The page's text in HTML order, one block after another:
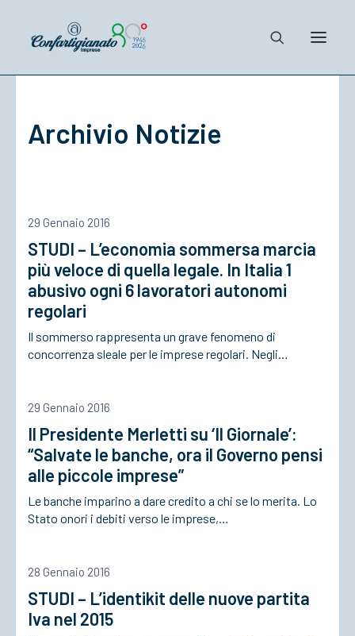
Confartigianato
Cosa Facciamo
Associarsi
Archivio Notizie
29 Gennaio 2016
STUDI – L’economia sommersa marcia
più veloce di quella legale. In Italia 1
abusivo ogni 6 lavoratori autonomi
regolari
Il sommerso rappresenta un grave fenomeno di
concorrenza sleale per le imprese regolari. Negli…
29 Gennaio 2016
Il Presidente Merletti su ‘Il Giornale’:
“Salvate le banche, ora il Governo pensi
alle piccole imprese”
Le banche imparino a dare credito a chi se lo merita. Lo
Stato onori i debiti verso le imprese,…
28 Gennaio 2016
STUDI – L’identikit delle nuove partita
Iva nel 2015